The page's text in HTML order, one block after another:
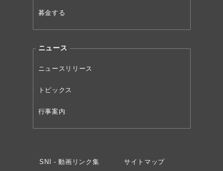
募金する
ニュース
ニュースリリース
トピックス
行事案内
SNI - 動画リンク集 サイトマップ